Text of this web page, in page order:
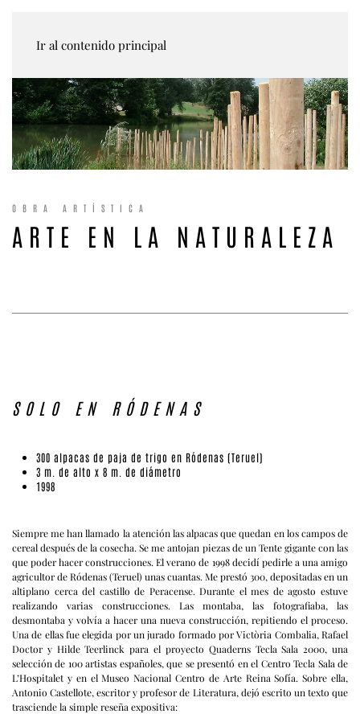
Ir al contenido principal
OBRA ARTÍSTICA
ARTE EN LA NATURALEZA
SOLO EN RÓDENAS
300 alpacas de paja de trigo en Ródenas (Teruel)
3 m. de alto x 8 m. de diámetro
1998
Siempre me han llamado la atención las alpacas que quedan en los campos de
cereal después de la cosecha. Se me antojan piezas de un Tente gigante con las
que poder hacer construcciones. El verano de 1998 decidí pedirle a una amigo
agricultor de Ródenas (Teruel) unas cuantas. Me prestó 300, depositadas en un
altiplano cerca del castillo de Peracense. Durante el mes de agosto estuve
realizando varias construcciones. Las montaba, las fotografiaba, las
desmontaba y volvía a hacer una nueva construcción, repitiendo el proceso.
Una de ellas fue elegida por un jurado formado por Victòria Combalia, Rafael
Doctor y Hilde Teerlinck para el proyecto Quaderns Tecla Sala 2000, una
selección de 100 artistas españoles, que se presentó en el Centro Tecla Sala de
L’Hospitalet y en el Museo Nacional Centro de Arte Reina Sofía. Sobre ella,
Antonio Castellote, escritor y profesor de Literatura, dejó escrito un texto que
trasciende la simple reseña expositiva: